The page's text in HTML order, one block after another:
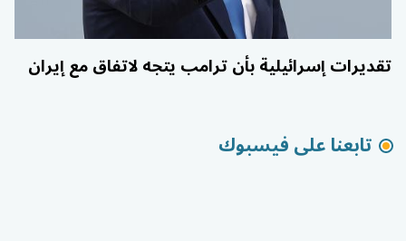
تقديرات إسرائيلية بأن ترامب يتجه لاتفاق مع إيران
تابعنا على فيسبوك